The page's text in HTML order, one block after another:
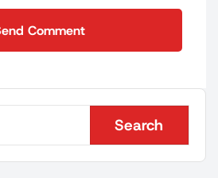
Comment
Search
Search